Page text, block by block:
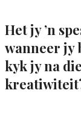
Het jy ’n
wanneer jy
kyk jy na